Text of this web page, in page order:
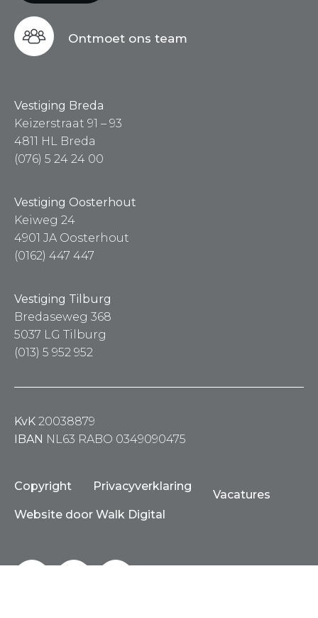
Ontmoet ons team
Vestiging Breda
Keizerstraat 91 – 93
4811 HL Breda
(076) 5 24 24 00
Vestiging Oosterhout
Keiweg 24
4901 JA Oosterhout
(0162) 447 447
Vestiging Tilburg
Bredaseweg 368
5037 LG Tilburg
(013) 5 952 952
KvK 20038879
IBAN NL63 RABO 0349090475
Copyright Privacyverklaring
Vacatures
Website door Walk Digital